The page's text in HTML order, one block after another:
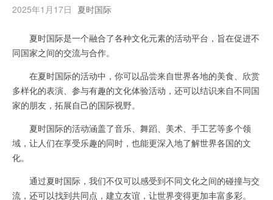
2025年1月17日 夏时国际
夏时国际是一个融合了各种文化元素的活动平台，旨在促进不
同国家之间的交流与合作。
在夏时国际的活动中，你可以品尝来自世界各地的美食、欣赏
多样化的表演、参与有趣的文化体验活动，还可以结识来自不同国
家的朋友，拓展自己的国际视野。
夏时国际的活动涵盖了音乐、舞蹈、美术、手工艺等多个领
域，让人们在享受乐趣的同时，也能更深入地了解世界各国的文
化。
通过夏时国际，我们不仅可以感受到不同文化之间的碰撞与交
流，还可以找到共同点，建立友谊，让世界变得更加丰富多彩。